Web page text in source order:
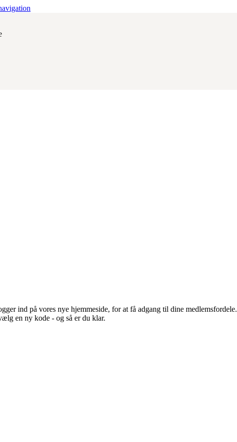
ind på vores nye hjemmeside, for at få adgang til dine medlemsfordele.
en ny kode - og så er du klar.